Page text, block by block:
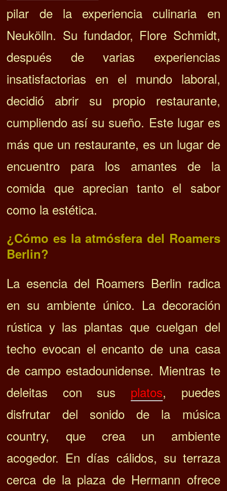
pilar de la experiencia culinaria en
Neukölln. Su fundador, Flore Schmidt,
después de varias experiencias
insatisfactorias en el mundo laboral,
decidió abrir su propio restaurante,
cumpliendo así su sueño. Este lugar es
más que un restaurante, es un lugar de
encuentro para los amantes de la
comida que aprecian tanto el sabor
como la estética.
¿Cómo es la atmósfera del Roamers
Berlin?
La esencia del Roamers Berlin radica
en su ambiente único. La decoración
rústica y las plantas que cuelgan del
techo evocan el encanto de una casa
de campo estadounidense. Mientras te
deleitas con sus platos, puedes
disfrutar del sonido de la música
country, que crea un ambiente
acogedor. En días cálidos, su terraza
cerca de la plaza de Hermann ofrece